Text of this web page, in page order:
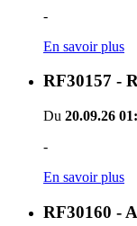
-
En savoir plus
RF30157 -
Du 20.09.26
-
En savoir plus
RF30160 -